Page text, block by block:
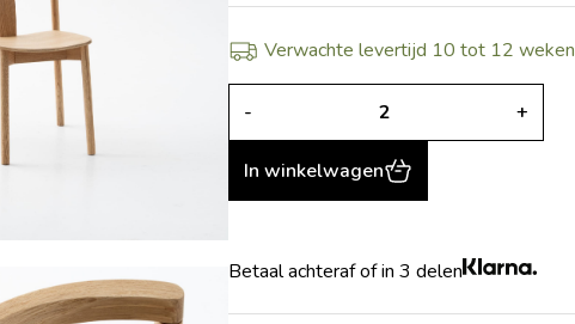
Verwachte levertijd 10 tot 12 weken
- +
In winkelwagen
Betaal achteraf of in 3 delen